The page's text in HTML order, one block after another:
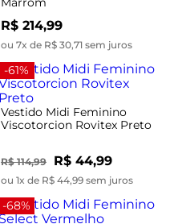
R$ 214,99
ou 7x de R$ 30,71 sem juros
-61%
Vestido Midi Feminino
Viscotorcion Rovitex Preto
R$ 114,99 R$ 44,99
ou 1x de R$ 44,99 sem juros
-68%